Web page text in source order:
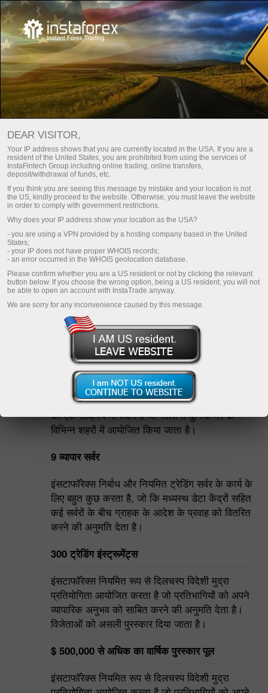
Main हमारे बारे में
इंस्टाफ़ॉरेक्स बारे में
इंस्टा फॉरेक्सब्रांड 2007 में बनाया गया था और इस समय यह 7,000,000 से
अधिक व्यापारियों की शीर्ष पसंद है।.
Download Trading Platform
आँकड़ों में इंसटाफॉरेक्स
50 से अधिक अंतर्राष्ट्रीय एक्सपोज़ और सम्मेलन
InstaTrade अंतरराष्ट्रीय एक्सपोज़ और वित्तीय सम्मेलनों
विभिन्न शहरों में आयोजित किया जाता है।
9 व्यापार सर्वर
इंसटाफॉरेक्स निर्बाध और नियमित ट्रेडिंग सर्वर के कार्य के
लिए बहुत कुछ करता है, जो कि मध्यस्थ डेटा केंद्रों सहित
कई सर्वरों के बीच ग्राहक के आदेश के प्रवाह को वितरित
करने की अनुमति देता है।
300 ट्रेडिंग इंस्ट्रूमेंट्स
इंसटाफॉरेक्स नियमित रूप से दिलचस्प विदेशी मुद्रा
प्रतियोगिता आयोजित करता है जो प्रतिभागियों को अपने
व्यापारिक अनुभव को साबित करने की अनुमति देता है।
विजेताओं को असली पुरस्कार दिया जाता है।
$ 500,000 से अधिक का वार्षिक पुरस्कार पूल
DEAR VISITOR,
Your IP address shows that you are currently located in the USA. If you are a
resident of the United States, you are prohibited from using the services of
InstaFintech Group including online trading, online transfers,
deposit/withdrawal of funds, etc.
If you think you are seeing this message by mistake and your location is not
the US, kindly proceed to the website. Otherwise, you must leave the website
in order to comply with government restrictions.
Why does your IP address show your location as the USA?
- you are using a VPN provided by a hosting company based in the United
States;
- your IP does not have proper WHOIS records;
- an error occurred in the WHOIS geolocation database.
Please confirm whether you are a US resident or not by clicking the relevant
button below. If you choose the wrong option, being a US resident, you will not
be able to open an account with InstaTrade anyway.
We are sorry for any inconvenience caused by this message.